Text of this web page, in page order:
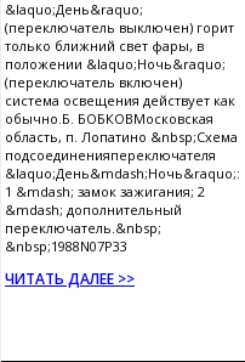
&laquo;День&raquo;
(переключатель выключен) горит
только ближний свет фары, в
положении &laquo;Ночь&raquo;
(переключатель включен)
система освещения действует как
обычно.Б. БОБКОВМосковская
область, п. Лопатино &nbsp;Схема
подсоединенияпереключателя
&laquo;День&mdash;Ночь&raquo;:
1 &mdash; замок зажигания; 2
&mdash; дополнительный
переключатель.&nbsp;
&nbsp;1988N07P33
ЧИТАТЬ ДАЛЕЕ >>